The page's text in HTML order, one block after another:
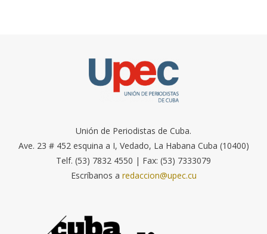
Unión de Periodistas de Cuba.
Ave. 23 # 452 esquina a I, Vedado, La Habana Cuba (10400)
Telf. (53) 7832 4550 | Fax: (53) 7333079
Escríbanos a redaccion@upec.cu